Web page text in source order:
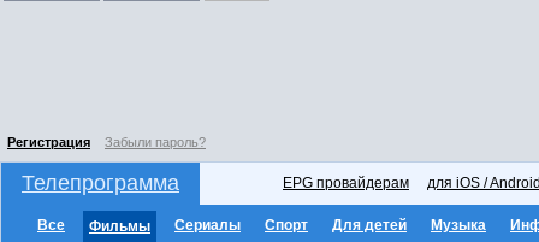
Регистрация Забыли пароль?
Телепрограмма EPG провайдерам для iOS /
Все Фильмы Сериалы Спорт Для детей Музыка